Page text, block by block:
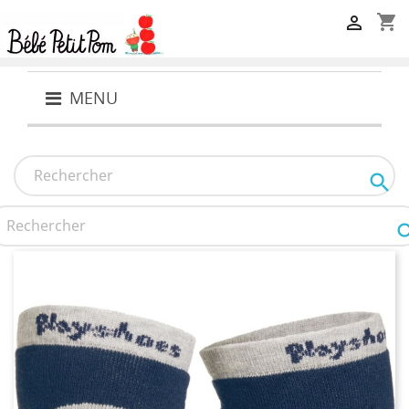
shopping_cart

MENU
